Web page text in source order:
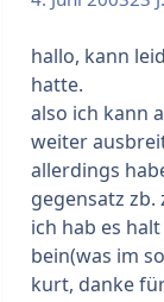
hallo, kann
hatte.
also ich kann
weiter
allerdings
gegensatz
ich hab es
bein(was im
kurt, danke